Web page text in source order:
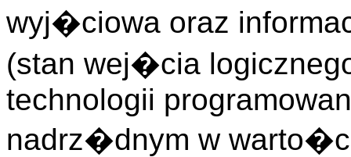
wyj�ciowa oraz
(stan wej�cia
technologii
nadrz�dnym w